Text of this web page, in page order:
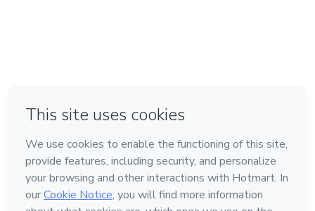
Feito com ❤ na Cidade do México
Conheça a Hotmart